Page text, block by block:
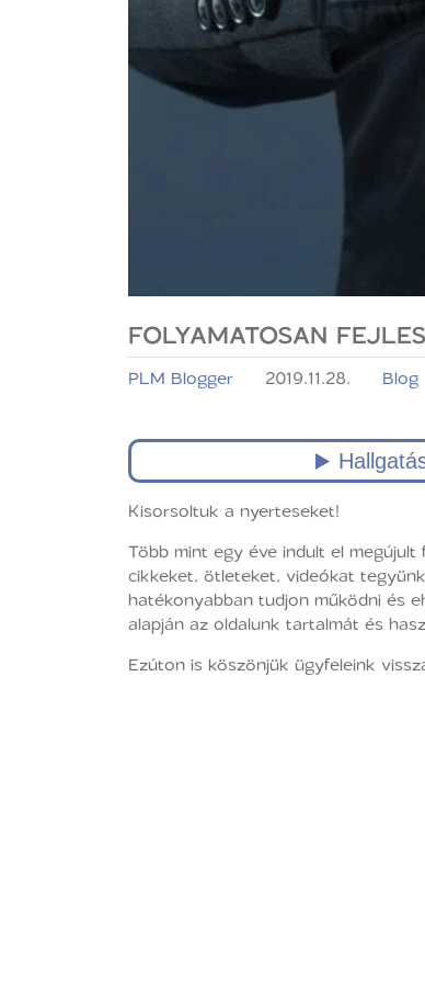
FOLYAMATOSAN
PLM Blogger 2019.11.28. Blog
Kisorsoltuk a nyerteseket!
Több mint egy éve indult el
cikkeket, ötleteket, videókat
hatékonyabban tudjon működni és
alapján az oldalunk tartalmát és
Ezúton is köszönjük ügyfeleink